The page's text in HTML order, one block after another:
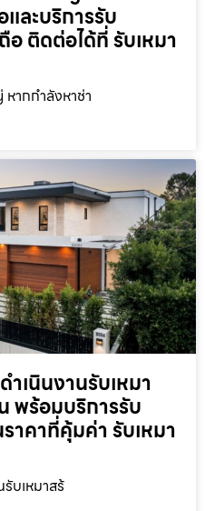
ละบริการรับ
ติดต่อได้ที่ รับเหมา
ากกำลังหาช่า
ำเนินงานรับเหมา
พร้อมบริการรับ
าคาที่คุ้มค่า รับเหมา
รับเหมาสร้